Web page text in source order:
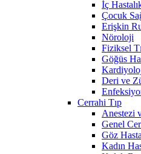
İç
Çocuk
Erişkin
Nöroloji
Fiziksel
Göğüs
Deri ve
Cerrahi Tıp
Anestezi
Genel
Göz
Kadın